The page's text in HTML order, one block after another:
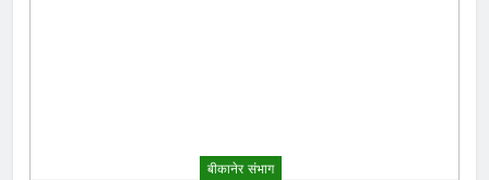
बीकानेर संभाग